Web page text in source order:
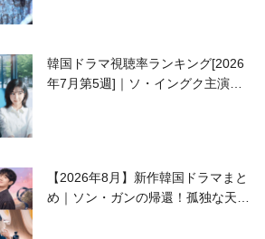
韓国ドラマ視聴率ランキング[2026
年7月第5週]｜ソ・イングク主演の
【2026年8月】新作韓国ドラマまと
め｜ソン・ガンの帰還！孤独な天才